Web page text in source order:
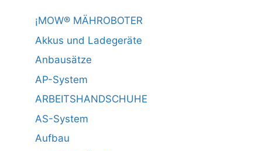
¡MOW® MÄHROBOTER
Akkus und Ladegeräte
Anbausätze
AP-System
ARBEITSHANDSCHUHE
AS-System
Aufbau